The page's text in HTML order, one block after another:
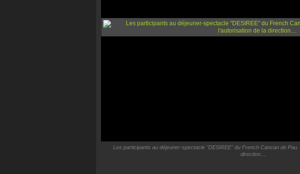
Les participants au déjeuner-spectacle "DESIREE" du French Cancan de
direction....